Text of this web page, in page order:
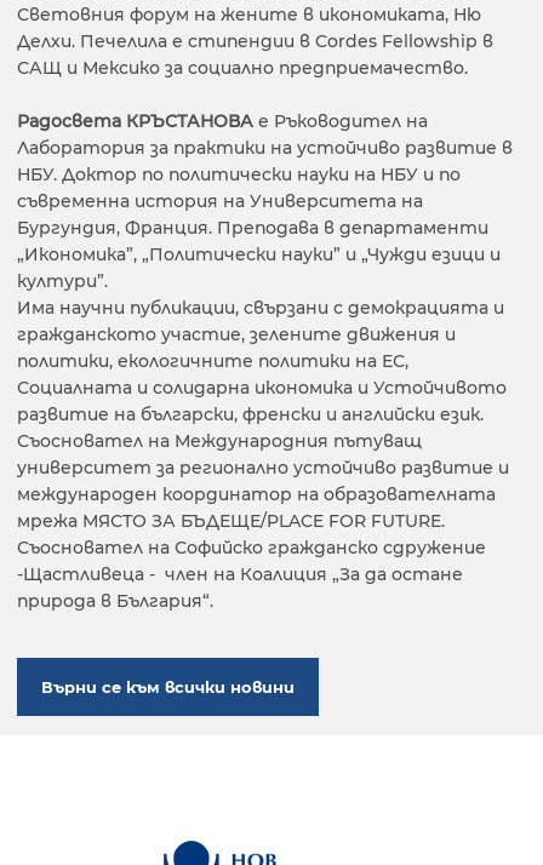
Световния форум на жените в икономиката, Ню
Делхи. Печелила е стипендии в Cordes Fellowship в
САЩ и Мексико за социално предприемачество.
Радосвета КРЪСТАНОВА е Ръководител на
Лаборатория за практики на устойчиво развитие в
НБУ. Доктор по политически науки на НБУ и по
съвременна история на Университета на
Бургундия, Франция. Преподава в департаменти
„Икономика”, „Политически науки” и „Чужди езици и
култури”.
Има научни публикации, свързани с демокрацията и
гражданското участие, зелените движения и
политики, екологичните политики на ЕС,
Социалната и солидарна икономика и Устойчивото
развитие на български, френски и английски език.
Съосновател на Международния пътуващ
университет за регионално устойчиво развитие и
международен координатор на образователната
мрежа МЯСТО ЗА БЪДЕЩЕ/PLACE FOR FUTURE.
Съосновател на Софийско гражданско сдружение
-Щастливеца - член на Коалиция „За да остане
природа в България“.
Върни се към всички новини